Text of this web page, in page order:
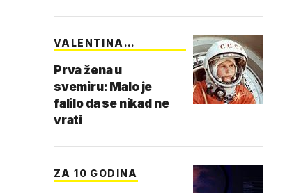
VALENTINA
Prva žena u
svemiru: Malo je
falilo da se nikad ne
vrati
ZA 10 GODINA